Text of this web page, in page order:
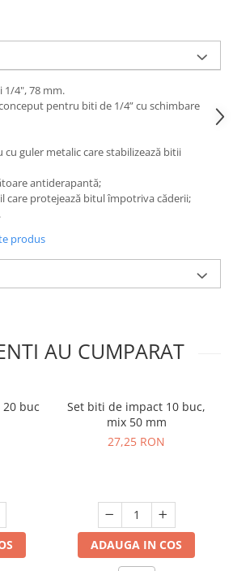
4", 78 mm.
pentru biti de 1/4” cu schimbare
guler metalic care stabilizează bitii
antiderapantă;
care protejează bitul împotriva căderii;
produs
AU CUMPARAT
20 buc
Set biti de impact 10 buc,
mix 50 mm
27,25 RON
ADAUGA IN COS